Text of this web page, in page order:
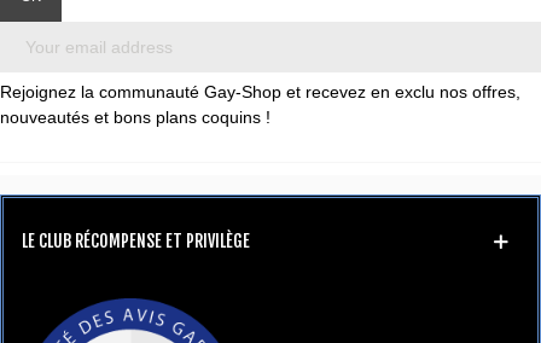
Rejoignez la communauté Gay-Shop et recevez en exclu nos offres,
nouveautés et bons plans coquins !
LE CLUB RÉCOMPENSE ET PRIVILÈGE